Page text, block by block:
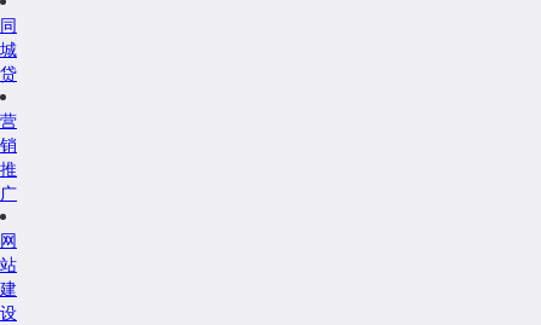
同
城
贷
营
销
推
广
网
站
建
设